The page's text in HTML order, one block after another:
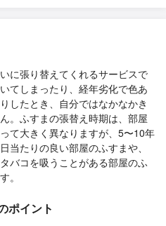
に張り替えてくれるサービスで
てしまったり、経年劣化で色あ
したとき、自分ではなかなかき
。ふすまの張替え時期は、部屋
て大きく異なりますが、5〜10年
当たりの良い部屋のふすまや、
バコを吸うことがある部屋のふ
。
ポイント